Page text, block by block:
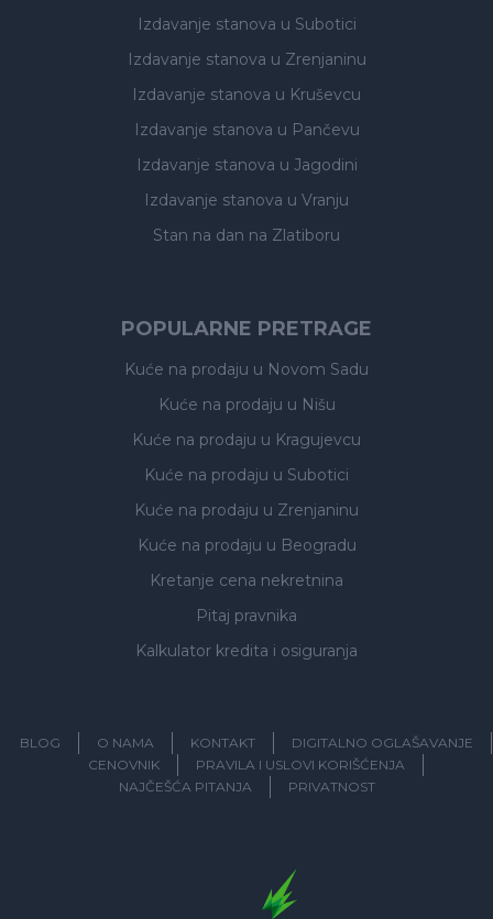
Izdavanje stanova u Subotici
Izdavanje stanova u Zrenjaninu
Izdavanje stanova u Kruševcu
Izdavanje stanova u Pančevu
Izdavanje stanova u Jagodini
Izdavanje stanova u Vranju
Stan na dan na Zlatiboru
POPULARNE PRETRAGE
Kuće na prodaju u Novom Sadu
Kuće na prodaju u Nišu
Kuće na prodaju u Kragujevcu
Kuće na prodaju u Subotici
Kuće na prodaju u Zrenjaninu
Kuće na prodaju u Beogradu
Kretanje cena nekretnina
Pitaj pravnika
Kalkulator kredita i osiguranja
BLOG O NAMA KONTAKT
DIGITALNO OGLAŠAVANJE
CENOVNIK
PRAVILA I USLOVI KORIŠĆENJA
NAJČEŠĆA PITANJA
PRIVATNOST